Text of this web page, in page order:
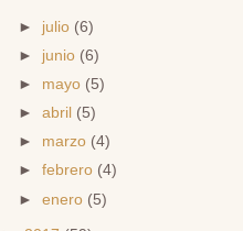
► julio (6)
► junio (6)
► mayo (5)
►abril (5)
► marzo (4)
►febrero (4)
►enero (5)